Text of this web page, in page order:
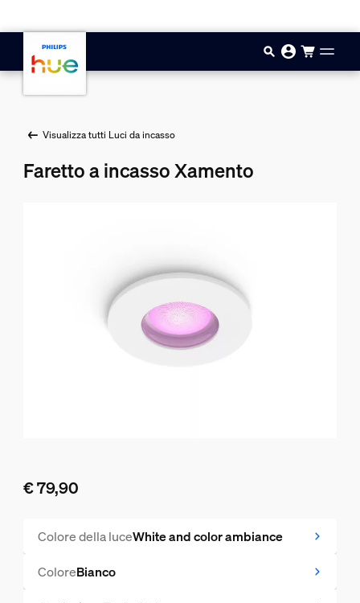
Visualizza tutti Luci da incasso
Faretto a incasso Xamento
€ 79,90
Colore della luceWhite and color ambiance
ColoreBianco